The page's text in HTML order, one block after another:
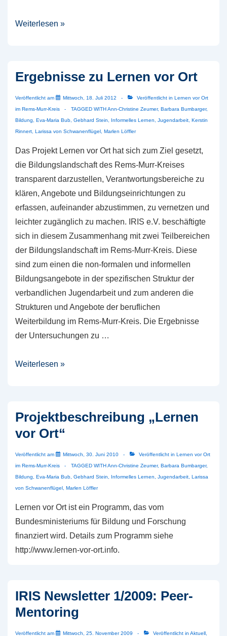
Untersuchungen
Ort
veröffentlicht
Weiterlesen »
Ergebnisse zu Lernen vor Ort
Veröffentlicht am Mittwoch, 18. Juli 2012 Veröffentlicht in Lernen vor Ort
im Rems-Murr-Kreis
TAGGED WITHAnn-Christine Zeumer, Barbara Bumbarger,
Bildung
Eva-Maria Bub Gebhard Stein Informelles Lernen Jugendarbeit Kerstin
Rinnert Larissa von Schwanenflügel Marlen Löffler
Das Projekt Lernen vor Ort hat sich zum Ziel gesetzt,
die Bildungslandschaft des Rems-Murr-Kreises
transparent darzustellen, Verantwortungsbereiche zu
klären, Angebote und Bildungseinrichtungen zu
erfassen, aufeinander abzustimmen, zu vernetzen und
leichter zugänglich zu machen. IRIS e.V. beschäftigte
sich in diesem Zusammenhang mit zwei Teilbereichen
der Bildungslandschaft im Rems-Murr-Kreis. Diese
sind zum einen die non-formalen und informellen
Bildungsangebote in der spezifischen Struktur der
verbandlichen Jugendarbeit und zum anderen die
Strukturen und Angebote der beruflichen
Weiterbildung im Rems-Murr-Kreis. Die Ergebnisse
der Untersuchungen zu …
Ergebnisse
Ort
Weiterlesen »
Projektbeschreibung „Lernen
vor Ort“
Veröffentlicht am Mittwoch, 30. Juni 2010 Veröffentlicht in Lernen vor Ort
im Rems-Murr-Kreis
TAGGED WITHAnn-Christine Zeumer, Barbara Bumbarger,
Bildung
Eva-Maria Bub Gebhard Stein Informelles Lernen Jugendarbeit Larissa
von Schwanenflügel Marlen Löffler
Lernen vor Ort ist ein Programm, das vom
Bundesministeriums für Bildung und Forschung
finanziert wird. Details zum Programm siehe
http://www.lernen-vor-ort.info.
IRIS Newsletter 1/2009: Peer-
Mentoring
Veröffentlicht am Mittwoch, 25. November 2009 Veröffentlicht in Aktuell